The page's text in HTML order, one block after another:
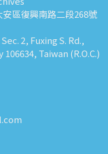
區復興南路二段268號
2, Fuxing S. Rd.,
Taiwan (R.O.C.)